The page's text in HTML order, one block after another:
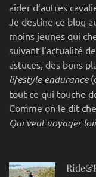
aider d’autres
Je destine ce blog
moins jeunes qui
suivant l’actualité
astuces, des bons
lifestyle endurance
tout ce qui touche
Comme on le dit
Qui veut voyager